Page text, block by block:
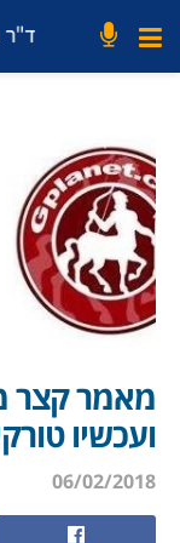
מאמר קצר
ועכשיו
06/02/2018